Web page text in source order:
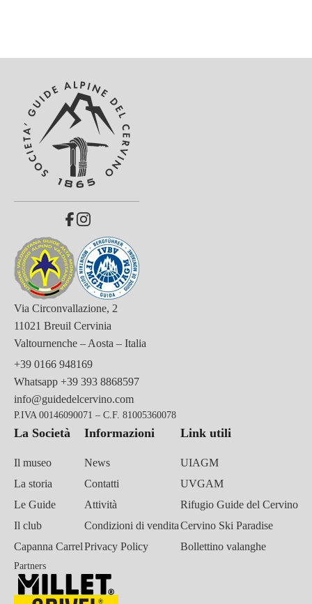
Via Circonvallazione, 2
11021 Breuil Cervinia
Valtournenche – Aosta – Italia
+39 0166 948169
Whatsapp +39 393 8868597
info@guidedelcervino.com
P.IVA 00146090071 – C.F. 81005360078
La Società
Il museo
La storia
Le Guide
Il club
Capanna Carrel
Informazioni
News
Contatti
Attività
Condizioni di vendita
Privacy Policy
Link utili
UIAGM
UVGAM
Rifugio Guide del Cervino
Cervino Ski Paradise
Bollettino valanghe
Partners